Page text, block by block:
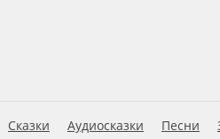
Сказки Аудиосказки Песни